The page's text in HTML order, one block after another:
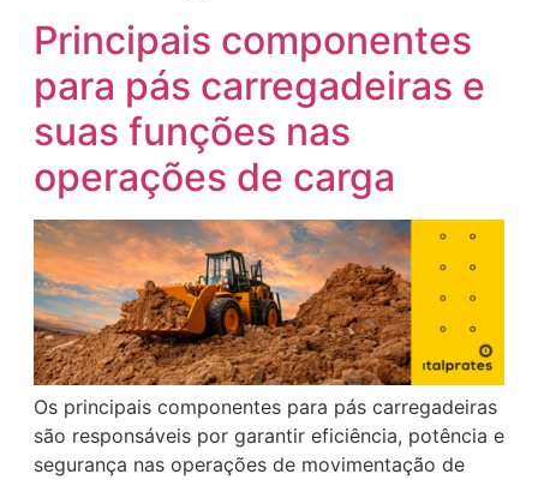
Principais componentes
para pás carregadeiras e
suas funções nas
operações de carga
Os principais componentes para pás carregadeiras
são responsáveis por garantir eficiência, potência e
segurança nas operações de movimentação de